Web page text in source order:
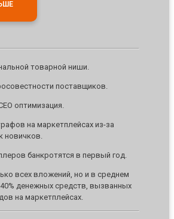
товарной ниши.
поставщиков.
оптимизация.
на маркетплейсах из-за
новичков.
банкротятся в первый год.
всех вложений, но и в среднем
денежных средств, вызванных
на маркетплейсах.